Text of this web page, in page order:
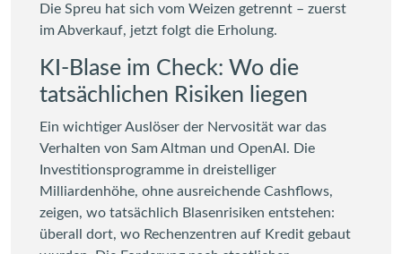
Die Spreu hat sich vom Weizen getrennt – zuerst
im Abverkauf, jetzt folgt die Erholung.
KI-Blase im Check: Wo die
tatsächlichen Risiken liegen
Ein wichtiger Auslöser der Nervosität war das
Verhalten von Sam Altman und OpenAI. Die
Investitionsprogramme in dreistelliger
Milliardenhöhe, ohne ausreichende Cashflows,
zeigen, wo tatsächlich Blasenrisiken entstehen:
überall dort, wo Rechenzentren auf Kredit gebaut